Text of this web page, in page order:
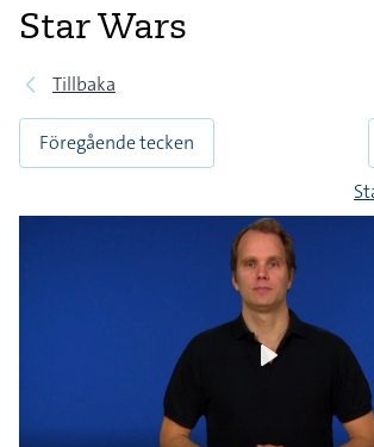
Star Wars
Tillbaka
Föregående tecken